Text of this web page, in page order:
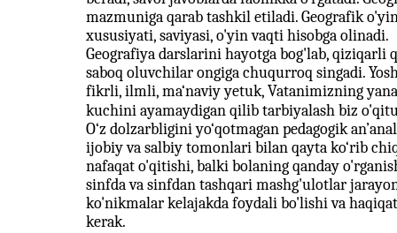
mazmuniga qarab tashkil etiladi. Geografik
xususiyati, saviyasi, o'yin vaqti hisobga olinadi.
Geografiya darslarini hayotga bog'lab,
saboq oluvchilar ongiga chuqurroq singadi.
fikrli, ilmli, ma‘naviy yetuk, Vatanimizning
kuchini ayamaydigan qilib tarbiyalash biz
O‘z dolzarbligini yo‘qotmagan pedagogik
ijobiy va salbiy tomonlari bilan qayta ko‘rib
nafaqat o'qitishi, balki bolaning qanday
sinfda va sinfdan tashqari mashg'ulotlar
ko'nikmalar kelajakda foydali bo'lishi va
kerak.